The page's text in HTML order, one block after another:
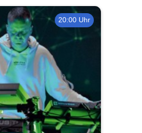
20:00 Uhr